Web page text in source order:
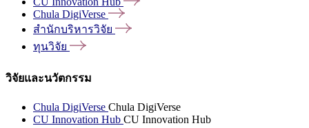
Chula DigiVerse
สำนักบริหารวิจัย
ทุนวิจัย
วิจัยและนวัตกรรม
Chula DigiVerse Chula DigiVerse
CU Innovation Hub CU Innovation Hub